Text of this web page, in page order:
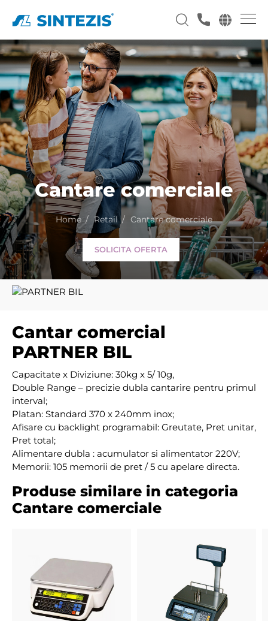
Cantare comerciale
Home Retail Cantare comerciale
SOLICITA OFERTA
Cantar comercial
PARTNER BIL
Capacitate x Diviziune: 30kg x 5/ 10g,
Double Range – precizie dubla cantarire pentru primul
interval;
Platan: Standard 370 x 240mm inox;
Afisare cu backlight programabil: Greutate, Pret unitar,
Pret total;
Alimentare dubla : acumulator si alimentator 220V;
Memorii: 105 memorii de pret / 5 cu apelare directa.
Produse similare in categoria
Cantare comerciale